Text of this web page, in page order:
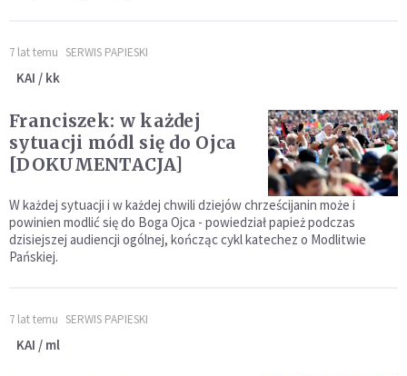
7 lat temu SERWIS PAPIESKI
KAI / kk
Franciszek: w każdej
sytuacji módl się do Ojca
[DOKUMENTACJA]
W każdej sytuacji i w każdej chwili dziejów chrześcijanin może i
powinien modlić się do Boga Ojca - powiedział papież podczas
dzisiejszej audiencji ogólnej, kończąc cykl katechez o Modlitwie
Pańskiej.
7 lat temu SERWIS PAPIESKI
KAI / ml